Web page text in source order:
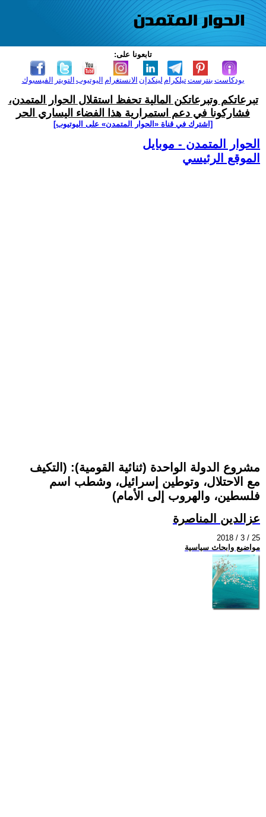
تابعونا على:
الفيسبوك التويتر اليوتيوب الانستغرام لينكدإن تيلكرامبنترست بودكاست
تبرعاتكم وتبرعاتكن المالية تحفظ استقلال الحوار المتمدن،
فشاركونا في دعم استمرارية هذا الفضاء اليساري الحر
[اشترك في قناة ‫«الحوار المتمدن» على اليوتيوب]
الحوار المتمدن - موبايل
الموقع الرئيسي
مشروع الدولة الواحدة (ثنائية القومية): (التكيف
مع الاحتلال، وتوطين إسرائيل، وشطب اسم
فلسطين، والهروب إلى الأمام)
عزالدين المناصرة
2018 / 3 / 25
مواضيع وابحاث سياسية